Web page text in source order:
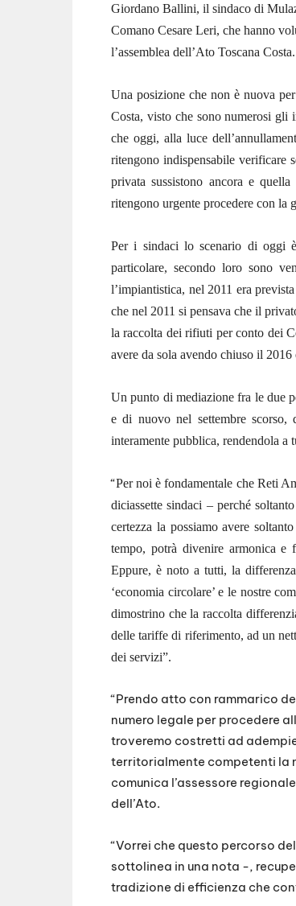
Giordano Ballini, il sindaco di
Comano Cesare Leri, che hanno
l’assemblea dell’Ato Toscana Costa.
Una posizione che non è nuova
Costa, visto che sono numerosi gli
che oggi, alla luce
ritengono indispensabile verificare
privata sussistono ancora e
ritengono urgente procedere con la
Per i sindaci lo scenario di oggi
particolare, secondo loro sono
l’impiantistica, nel 2011 era
che nel 2011 si pensava che il
la raccolta dei rifiuti per conto dei
avere da sola avendo chiuso il
Un punto di mediazione fra le due
e di nuovo nel settembre scorso,
interamente pubblica, rendendola a
“Per noi è fondamentale che Reti
diciassette sindaci – perché
certezza la possiamo avere
tempo, potrà divenire armonica e
Eppure, è noto a tutti, la
‘economia circolare’ e le nostre
dimostrino che la raccolta
delle tariffe di riferimento, ad un
dei servizi”.
“Prendo atto con rammarico
numero legale per procedere
troveremo costretti ad
territorialmente competenti la
comunica l’assessore
dell’Ato.
“Vorrei che questo percorso
sottolinea in una nota -,
tradizione di efficienza che